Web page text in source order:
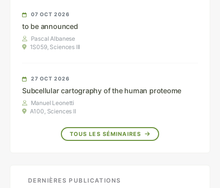
07 OCT 2026
to be announced
Pascal Albanese
1S059, Sciences III
27 OCT 2026
Subcellular cartography of the human proteome
Manuel Leonetti
A100, Sciences II
TOUS LES SÉMINAIRES
DERNIÈRES PUBLICATIONS